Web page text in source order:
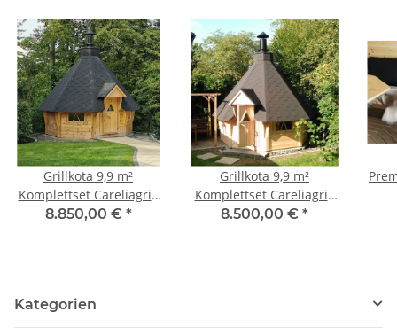
Grillkota 9,9 m²
Komplettset Careliagrill
Premium Edition
8.850,00 € *
Grillkota 9,9 m²
Komplettset Careliagrill
Edition
8.500,00 € *
Kategorien